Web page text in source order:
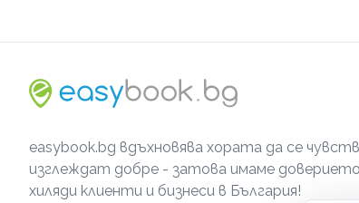
easybook.bg вдъхновява хората да се
изглеждат добре - затова имаме
хиляди клиенти и бизнеси в България!